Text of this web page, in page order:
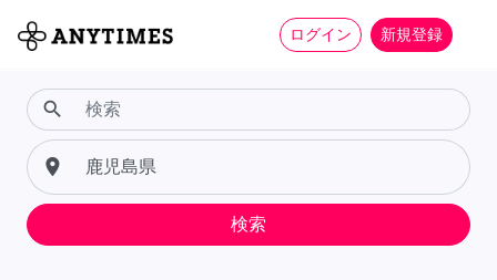
ログイン 新規登録
search
place
検索